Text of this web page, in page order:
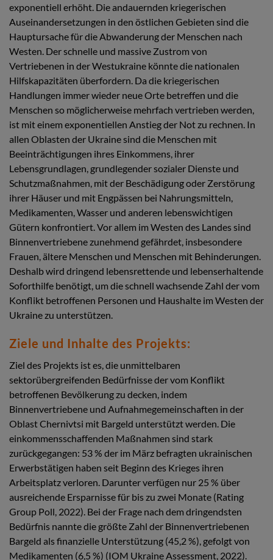
exponentiell erhöht. Die andauernden kriegerischen
Auseinandersetzungen in den östlichen Gebieten sind die
Hauptursache für die Abwanderung der Menschen nach
Westen. Der schnelle und massive Zustrom von
Vertriebenen in der Westukraine könnte die nationalen
Hilfskapazitäten überfordern. Da die kriegerischen
Handlungen immer wieder neue Orte betreffen und die
Menschen so möglicherweise mehrfach vertrieben werden,
ist mit einem exponentiellen Anstieg der Not zu rechnen. In
allen Oblasten der Ukraine sind die Menschen mit
Beeinträchtigungen ihres Einkommens, ihrer
Lebensgrundlagen, grundlegender sozialer Dienste und
Schutzmaßnahmen, mit der Beschädigung oder Zerstörung
ihrer Häuser und mit Engpässen bei Nahrungsmitteln,
Medikamenten, Wasser und anderen lebenswichtigen
Gütern konfrontiert. Vor allem im Westen des Landes sind
Binnenvertriebene zunehmend gefährdet, insbesondere
Frauen, ältere Menschen und Menschen mit Behinderungen.
Deshalb wird dringend lebensrettende und lebenserhaltende
Soforthilfe benötigt, um die schnell wachsende Zahl der vom
Konflikt betroffenen Personen und Haushalte im Westen der
Ukraine zu unterstützen.
Ziele und Inhalte des Projekts:
Ziel des Projekts ist es, die unmittelbaren
sektorübergreifenden Bedürfnisse der vom Konflikt
betroffenen Bevölkerung zu decken, indem
Binnenvertriebene und Aufnahmegemeinschaften in der
Oblast Chernivtsi mit Bargeld unterstützt werden. Die
einkommensschaffenden Maßnahmen sind stark
zurückgegangen: 53 % der im März befragten ukrainischen
Erwerbstätigen haben seit Beginn des Krieges ihren
Arbeitsplatz verloren. Darunter verfügen nur 25 % über
ausreichende Ersparnisse für bis zu zwei Monate (Rating
Group Poll, 2022). Bei der Frage nach dem dringendsten
Bedürfnis nannte die größte Zahl der Binnenvertriebenen
Bargeld als finanzielle Unterstützung (45,2 %), gefolgt von
Medikamenten (6,5 %) (IOM Ukraine Assessment, 2022).